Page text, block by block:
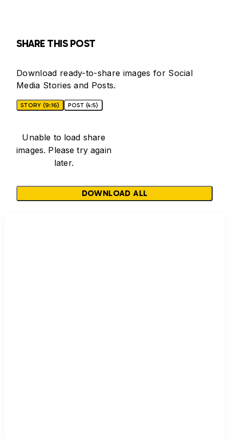
SHARE THIS POST
Download ready-to-share images for Social
Media Stories and Posts.
STORY (9:16) POST (4:5)
Unable to load share
images. Please try again
later.
DOWNLOAD ALL